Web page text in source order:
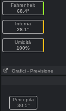
Fahrenheit
68.4°
Interna
28.1°
Umidità
100%
Grafici - Previsione
Percepita
30.5°